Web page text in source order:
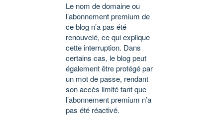
Le nom de domaine ou
l’abonnement premium de
ce blog n’a pas été
renouvelé, ce qui explique
cette interruption. Dans
certains cas, le blog peut
également être protégé par
un mot de passe, rendant
son accès limité tant que
l’abonnement premium n’a
pas été réactivé.